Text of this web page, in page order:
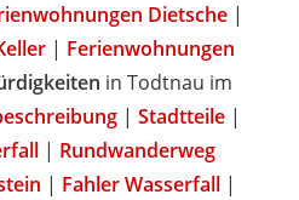
Dietsche |
| Ferienwohnungen
in Todtnau im
| Stadtteile|
| Rundwanderweg
| Fahler Wasserfall |